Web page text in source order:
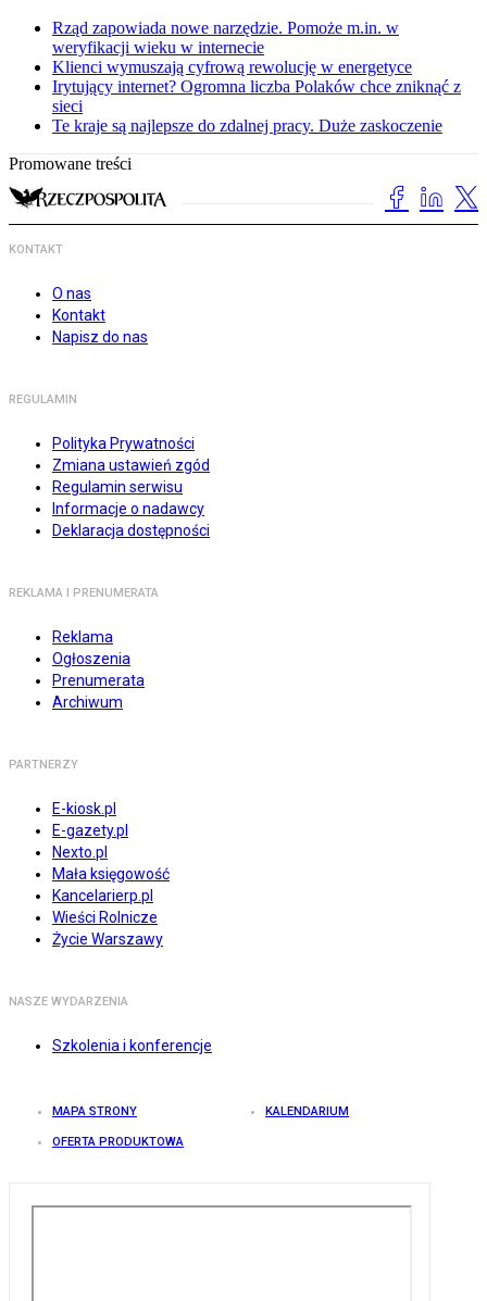
Rząd zapowiada nowe narzędzie. Pomoże m.in. w
weryfikacji wieku w internecie
Klienci wymuszają cyfrową rewolucję w energetyce
Irytujący internet? Ogromna liczba Polaków chce zniknąć z
sieci
Te kraje są najlepsze do zdalnej pracy. Duże zaskoczenie
Promowane treści
KONTAKT
O nas
Kontakt
Napisz do nas
REGULAMIN
Polityka Prywatności
Zmiana ustawień zgód
Regulamin serwisu
Informacje o nadawcy
Deklaracja dostępności
REKLAMA I PRENUMERATA
Reklama
Ogłoszenia
Prenumerata
Archiwum
PARTNERZY
E-kiosk.pl
E-gazety.pl
Nexto.pl
Mała księgowość
Kancelarierp.pl
Wieści Rolnicze
Życie Warszawy
NASZE WYDARZENIA
Szkolenia i konferencje
MAPA STRONY KALENDARIUM
OFERTA PRODUKTOWA